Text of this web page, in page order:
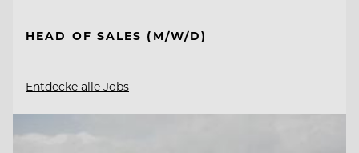
HEAD OF SALES (M/W/D)
Entdecke alle Jobs